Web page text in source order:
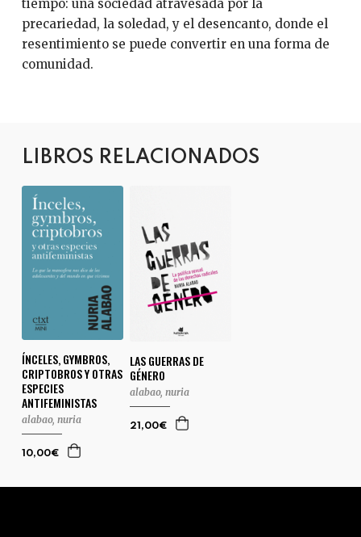
tiempo: una sociedad atravesada por la
precariedad, la soledad, y el desencanto, donde el
resentimiento se puede convertir en una forma de
comunidad.
LIBROS RELACIONADOS
ÍNCELES, GYMBROS,
CRIPTOBROS Y OTRAS
ESPECIES
ANTIFEMINISTAS
alabao, nuria
10,00€
LAS GUERRAS DE
GÉNERO
alabao, nuria
21,00€